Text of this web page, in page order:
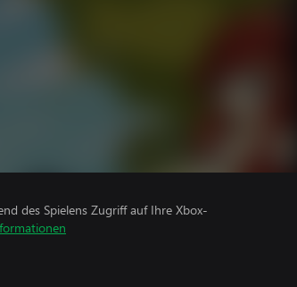
des Spielens Zugriff auf Ihre Xbox-